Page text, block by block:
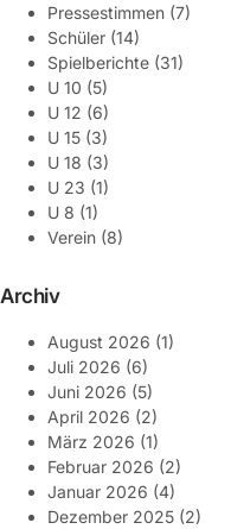
Pressestimmen (7)
Schüler (14)
Spielberichte (31)
U 10 (5)
U 12 (6)
U 15 (3)
U 18 (3)
U 23 (1)
U 8 (1)
Verein (8)
Archiv
August 2026 (1)
Juli 2026 (6)
Juni 2026 (5)
April 2026 (2)
März 2026 (1)
Februar 2026 (2)
Januar 2026 (4)
Dezember 2025 (2)